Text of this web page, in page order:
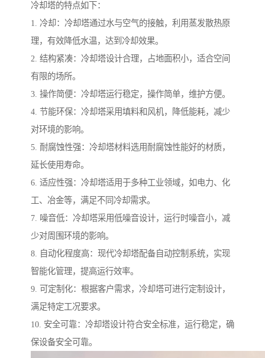
冷却塔的特点如下：
1. 冷却：冷却塔通过水与空气的接触，利用蒸发散热原
理，有效降低水温，达到冷却效果。
2. 结构紧凑：冷却塔设计合理，占地面积小，适合空间
有限的场所。
3. 操作简便：冷却塔运行稳定，操作简单，维护方便。
4. 节能环保：冷却塔采用填料和风机，降低能耗，减少
对环境的影响。
5. 耐腐蚀性强：冷却塔材料选用耐腐蚀性能好的材质，
延长使用寿命。
6. 适应性强：冷却塔适用于多种工业领域，如电力、化
工、冶金等，满足不同冷却需求。
7. 噪音低：冷却塔采用低噪音设计，运行时噪音小，减
少对周围环境的影响。
8. 自动化程度高：现代冷却塔配备自动控制系统，实现
智能化管理，提高运行效率。
9. 可定制化：根据客户需求，冷却塔可进行定制设计，
满足特定工况要求。
10. 安全可靠：冷却塔设计符合安全标准，运行稳定，确
保设备安全可靠。